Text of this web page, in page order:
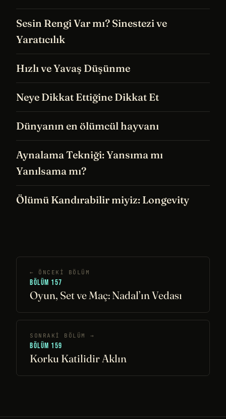
Sesin Rengi Var mı? Sinestezi ve
Yaratıcılık
Hızlı ve Yavaş Düşünme
Neye Dikkat Ettiğine Dikkat Et
Dünyanın en ölümcül hayvanı
Aynalama Tekniği: Yansıma mı
Yanılsama mı?
Ölümü Kandırabilir miyiz: Longevity
← ÖNCEKI BÖLÜM
BÖLÜM 157
Oyun, Set ve Maç: Nadal’ın Vedası
SONRAKI BÖLÜM →
BÖLÜM 159
Korku Katilidir Aklın